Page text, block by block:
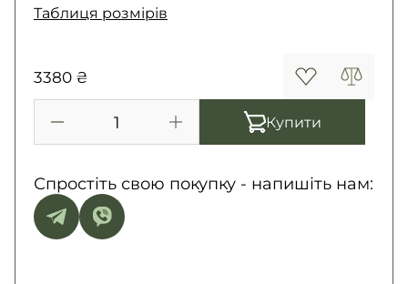
Таблиця розмірів
3380 ₴
Купити
Спростіть свою покупку - напишіть нам: